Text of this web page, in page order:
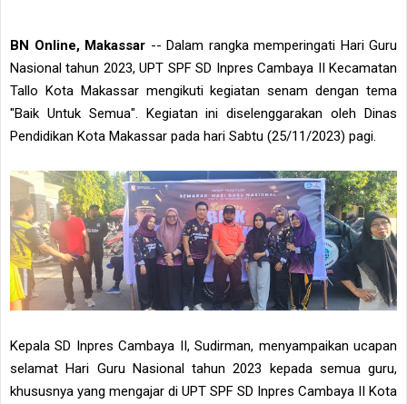
BN Online, Makassar -- Dalam rangka memperingati Hari Guru
Nasional tahun 2023, UPT SPF SD Inpres Cambaya II Kecamatan
Tallo Kota Makassar mengikuti kegiatan senam dengan tema
"Baik Untuk Semua". Kegiatan ini diselenggarakan oleh Dinas
Pendidikan Kota Makassar pada hari Sabtu (25/11/2023) pagi.
Kepala SD Inpres Cambaya II, Sudirman, menyampaikan ucapan
selamat Hari Guru Nasional tahun 2023 kepada semua guru,
khususnya yang mengajar di UPT SPF SD Inpres Cambaya II Kota